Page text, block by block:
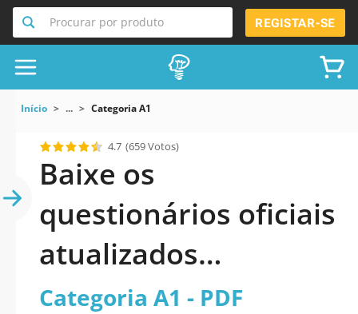
Procurar por produto REGISTAR-SE
Início ... Categoria A1
4.7 (659 Votos)
Baixe os
questionários oficiais
atualizados
Categoria A1 2026
Categoria A1 - PDF